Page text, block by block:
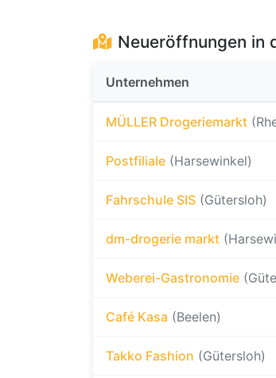
Neueröffnungen in
Unternehmen
MÜLLER Drogeriemarkt
Postfiliale (Harsewinkel)
Fahrschule SIS (Gütersloh)
dm-drogerie markt
Weberei-Gastronomie
Café Kasa (Beelen)
Takko Fashion (Gütersloh)